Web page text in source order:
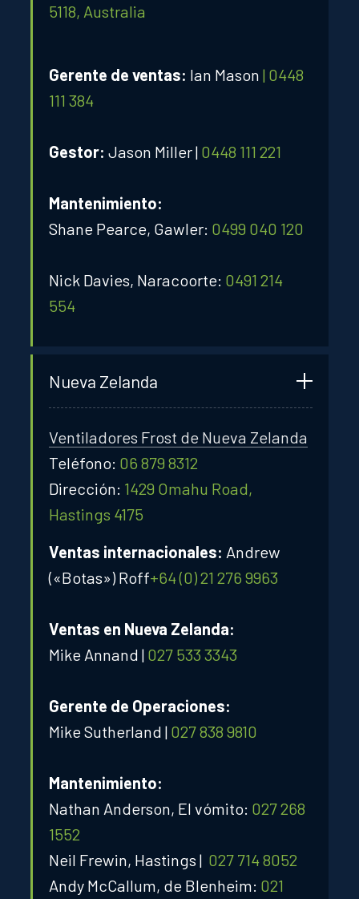
5118, Australia
Gerente de ventas: Ian Mason | 0448
111 384
Gestor: Jason Miller | 0448 111 221
Mantenimiento:
Shane Pearce, Gawler: 0499 040 120
Nick Davies, Naracoorte: 0491 214
554
Nueva Zelanda
Ventiladores Frost de Nueva Zelanda
Teléfono: 06 879 8312
Dirección: 1429 Omahu Road,
Hastings 4175
Ventas internacionales: Andrew
(«Botas») Roff+64 (0) 21 276 9963
Ventas en Nueva Zelanda:
Mike Annand | 027 533 3343
Gerente de Operaciones:
Mike Sutherland | 027 838 9810
Mantenimiento:
Nathan Anderson, El vómito: 027 268
1552
Neil Frewin, Hastings | 027 714 8052
Andy McCallum, de Blenheim: 021